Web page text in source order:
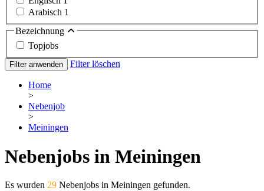
Arabisch 1
Bezeichnung
Topjobs
Filter anwenden Filter löschen
Home
>
Nebenjob
>
Meiningen
Nebenjobs in Meiningen
Es wurden 29 Nebenjobs in Meiningen gefunden.